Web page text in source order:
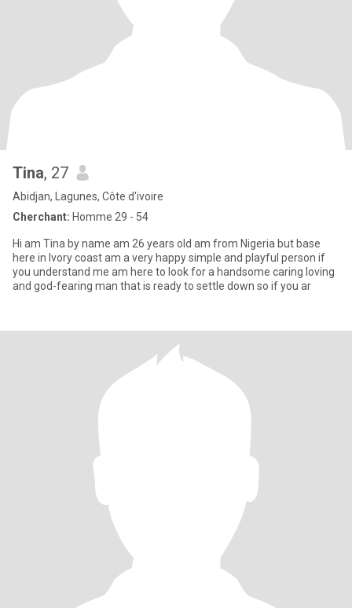
Tina, 27
Abidjan, Lagunes, Côte d'ivoire
Cherchant: Homme 29 - 54
Hi am Tina by name am 26 years old am from Nigeria but base
here in Ivory coast am a very happy simple and playful person if
you understand me am here to look for a handsome caring loving
and god-fearing man that is ready to settle down so if you ar